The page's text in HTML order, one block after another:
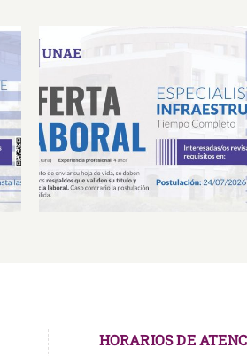
Oferta Laboral Especialista
Infraestructura
HORARIOS DE